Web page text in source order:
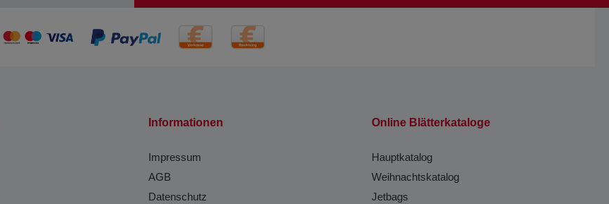
Informationen
Impressum
AGB
Datenschutz
Online Blätterkataloge
Hauptkatalog
Weihnachtskatalog
Jetbags